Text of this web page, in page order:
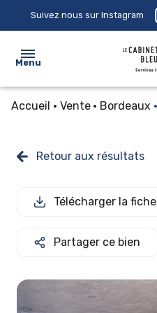
Suivez nous sur Instagram
Menu
ACHETER
PROSPECTER
Accueil Vente Bordeaux
Retour aux résultats
Télécharger la fiche
Partager ce bien